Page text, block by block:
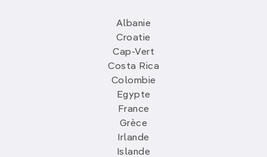
Albanie
Croatie
Cap-Vert
Costa Rica
Colombie
Egypte
France
Grèce
Irlande
Islande